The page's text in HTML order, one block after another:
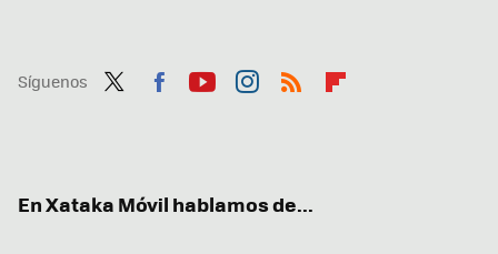
Síguenos
En Xataka Móvil hablamos de...